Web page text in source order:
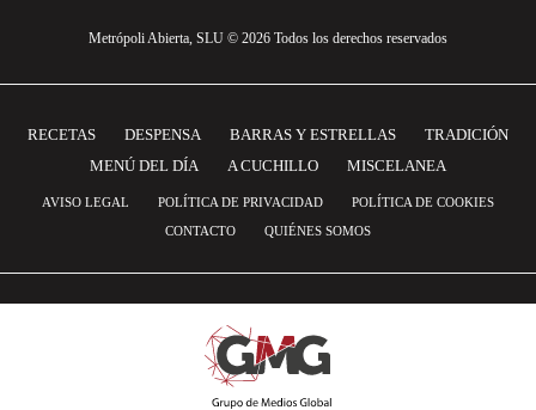
Metrópoli Abierta, SLU © 2026 Todos los derechos reservados
RECETAS DESPENSA BARRAS Y ESTRELLAS
TRADICIÓN
MENÚ DEL DÍA
A CUCHILLO MISCELANEA
AVISO LEGAL POLÍTICA DE PRIVACIDAD
POLÍTICA DE COOKIES
CONTACTO
QUIÉNES SOMOS